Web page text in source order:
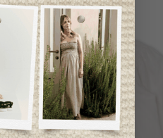
Item
unique
-50%